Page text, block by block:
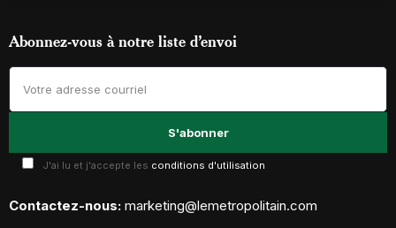
Abonnez-vous à notre liste d’envoi
J'ai lu et j'accepte les conditions d'utilisation
Contactez-nous: marketing@lemetropolitain.com